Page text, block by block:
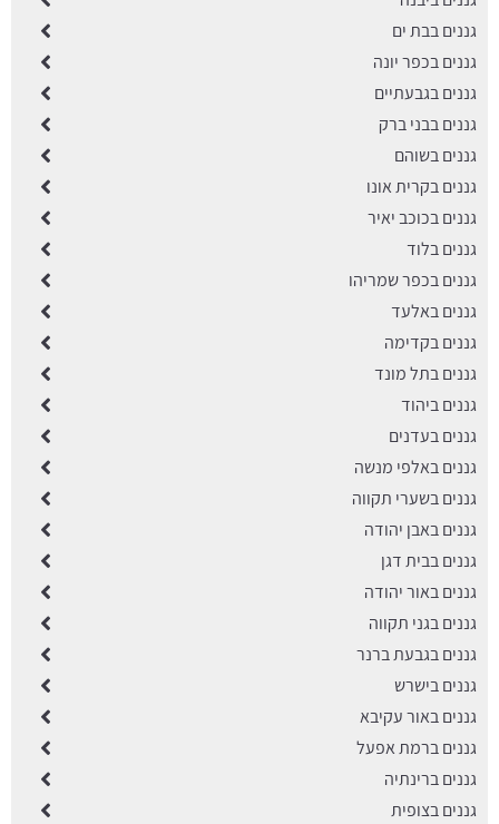
גננים בבת ים
גננים בכפר יונה
גננים בגבעתיים
גננים בבני ברק
גננים בשוהם
גננים בקרית אונו
גננים בכוכב יאיר
גננים בלוד
גננים בכפר שמריהו
גננים באלעד
גננים בקדימה
גננים בתל מונד
גננים ביהוד
גננים בעדנים
גננים באלפי מנשה
גננים בשערי תקווה
גננים באבן יהודה
גננים בבית דגן
גננים באור יהודה
גננים בגני תקווה
גננים בגבעת ברנר
גננים בישרש
גננים באור עקיבא
גננים ברמת אפעל
גננים ברינתיה
גננים בצופית